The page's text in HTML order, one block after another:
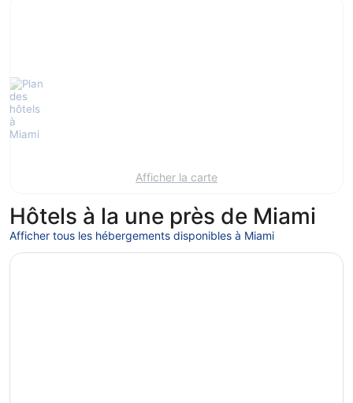
Afficher la carte
Hôtels à la une près de Miami
Afficher tous les hébergements disponibles à Miami
S’ouvre dans une nouvelle fenêtre
Loews Miami Beach Hotel – South Beach